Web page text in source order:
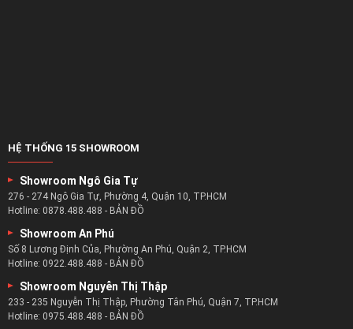
Showroom An Phú
Số 8 Lương Định Của, Phường An Phú, Quận 2, TP.HCM
Hotline:0922.488.488 -BẢN ĐỒ
Showroom Nguyễn Thị Thập
Hotline:0975.488.488-BẢN ĐỒ
Showroom Thủ Đức
Hotline:0854.488.488-BẢN ĐỒ
Showroom Vạn Phúc